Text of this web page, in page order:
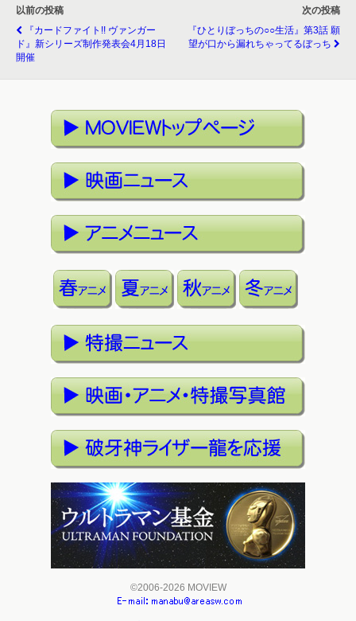
以前の投稿
『カードファイト!! ヴァンガー
ド』新シリーズ制作発表会4月18日
開催
次の投稿
『ひとりぼっちの○○生活』第3話 願
望が口から漏れちゃってるぼっち
©2006-2026 MOVIEW